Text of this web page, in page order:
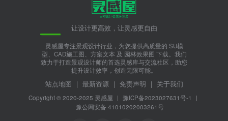
让设计更高效，让灵感更自由
灵感屋专注景观设计行业，为您提供高质量的 SU模
型、CAD施工图、方案文本 及 园林效果图 下载。我们
致力于打造景观设计师的首选灵感库与交流社区，助您
提升设计效率，创造无限可能。
站点地图 | 最新资源 | 免责声明 | 关于我们
Copyright © 2020-2025 灵感屋 | 豫ICP备2023027631号-1
|
豫公网安备 41010202003261号